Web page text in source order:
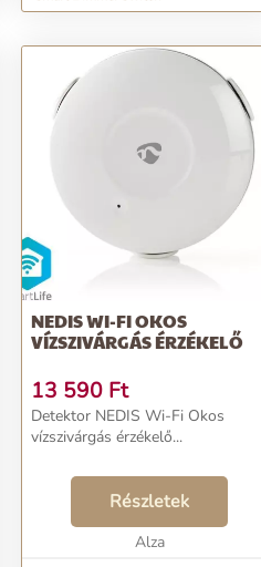
NEDIS WI-FI OKOS
VÍZSZIVÁRGÁS ÉRZÉKELŐ
13 590 Ft
Detektor NEDIS Wi-Fi Okos
vízszivárgás érzékelő...
Részletek
Alza